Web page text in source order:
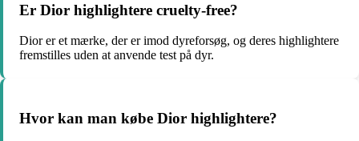
Er Dior highlightere cruelty-free?
Dior er et mærke, der er imod dyreforsøg, og deres highlightere
fremstilles uden at anvende test på dyr.
Hvor kan man købe Dior highlightere?